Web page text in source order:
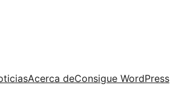
Acerca deConsigue WordPress